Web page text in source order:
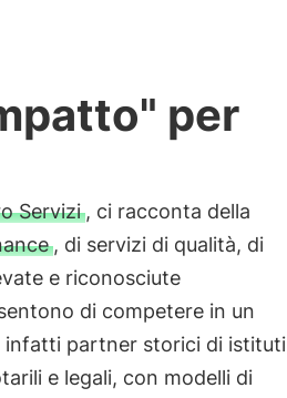
per
Servizi, ci racconta della
, di servizi di qualità, di
e riconosciute
di competere in un
infatti partner storici di istituti
e legali, con modelli di